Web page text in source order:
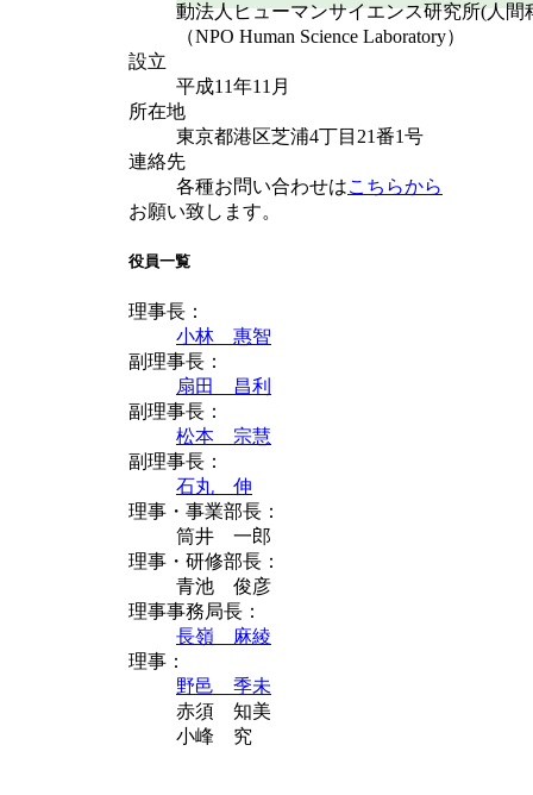
動法人ヒューマンサイエンス研究所(人間
（NPO Human Science Laboratory）
設立
平成11年11月
所在地
東京都港区芝浦4丁目21番1号
連絡先
各種お問い合わせはこちらから
お願い致します。
役員一覧
理事長：
小林 惠智
副理事長：
扇田 昌利
副理事長：
松本 宗慧
副理事長：
石丸 伸
理事・事業部長：
筒井 一郎
理事・研修部長：
青池 俊彦
理事事務局長：
長嶺 麻綾
理事：
野邑 季未
赤須 知美
小峰 究